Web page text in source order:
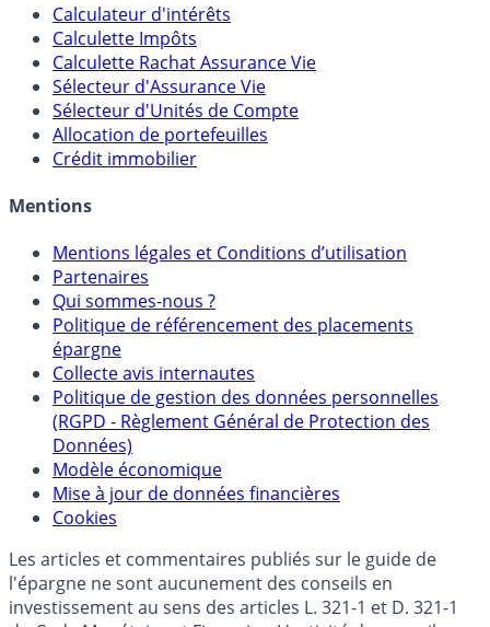
Calculateur d'intérêts
Calculette Impôts
Calculette Rachat Assurance Vie
Sélecteur d'Assurance Vie
Sélecteur d'Unités de Compte
Allocation de portefeuilles
Crédit immobilier
Mentions
Mentions légales et Conditions d’utilisation
Partenaires
Qui sommes-nous ?
Politique de référencement des placements
épargne
Collecte avis internautes
Politique de gestion des données personnelles
(RGPD - Règlement Général de Protection des
Données)
Modèle économique
Mise à jour de données financières
Cookies
Les articles et commentaires publiés sur le guide de
l'épargne ne sont aucunement des conseils en
investissement au sens des articles L. 321-1 et D. 321-1